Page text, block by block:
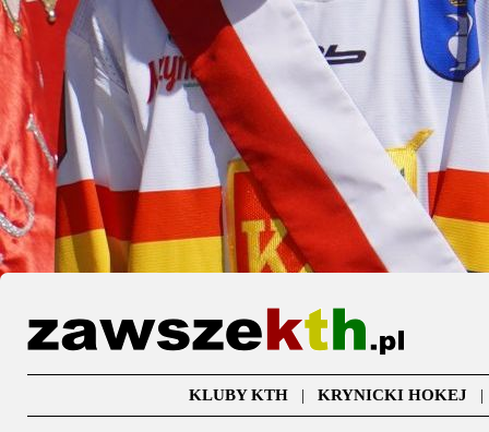
KLUBY KTH| KRYNICKI HOKEJ